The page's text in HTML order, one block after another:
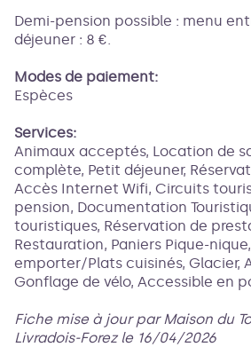
Demi-pension possible : menu
déjeuner : 8 €.
Modes de paiement:
Espèces
Services:
Animaux acceptés, Location de
complète, Petit déjeuner,
Accès Internet Wifi, Circuits
pension, Documentation
touristiques, Réservation de
Restauration, Paniers Pique-
emporter/Plats cuisinés, Glacier,
Gonflage de vélo, Accessible en
Fiche mise à jour par Maison du
Livradois-Forez le 16/04/2026